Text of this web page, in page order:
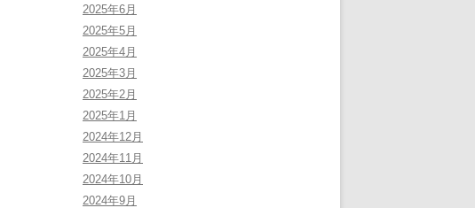
2025年6月
2025年5月
2025年4月
2025年3月
2025年2月
2025年1月
2024年12月
2024年11月
2024年10月
2024年9月